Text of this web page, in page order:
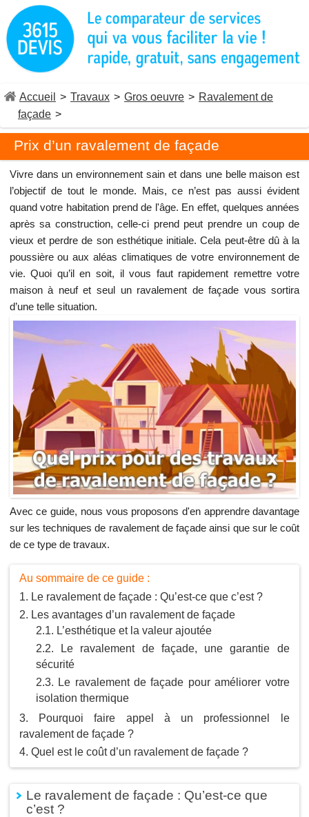
Accueil > Travaux > Gros oeuvre > Ravalement de
façade >
Prix d’un ravalement de façade
Vivre dans un environnement sain et dans une belle maison est
l’objectif de tout le monde. Mais, ce n’est pas aussi évident
quand votre habitation prend de l'âge. En effet, quelques années
après sa construction, celle-ci prend peut prendre un coup de
vieux et perdre de son esthétique initiale. Cela peut-être dû à la
poussière ou aux aléas climatiques de votre environnement de
vie. Quoi qu’il en soit, il vous faut rapidement remettre votre
maison à neuf et seul un ravalement de façade vous sortira
d’une telle situation.
Avec ce guide, nous vous proposons d'en apprendre davantage
sur les techniques de ravalement de façade ainsi que sur le coût
de ce type de travaux.
Au sommaire de ce guide :
Le ravalement de façade : Qu’est-ce que c’est ?
Les avantages d’un ravalement de façade
L’esthétique et la valeur ajoutée
Le ravalement de façade, une garantie de
sécurité
Le ravalement de façade pour améliorer votre
isolation thermique
Pourquoi faire appel à un professionnel le
ravalement de façade ?
Quel est le coût d’un ravalement de façade ?
Le ravalement de façade : Qu’est-ce que
c’est ?